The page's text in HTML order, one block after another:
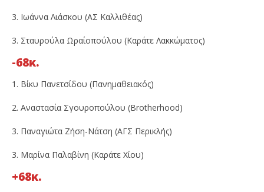
3. Ιωάννα Λιάσκου (ΑΣ Καλλιθέας)
3. Σταυρούλα Ωραίοπούλου (Καράτε Λακκώματος)
-68κ.
1. Βίκυ Πανετσίδου (Πανημαθειακός)
2. Αναστασία Σγουροπούλου (Brotherhood)
3. Παναγιώτα Ζήση-Νάτση (ΑΓΣ Περικλής)
3. Μαρίνα Παλαβίνη (Καράτε Χίου)
+68κ.